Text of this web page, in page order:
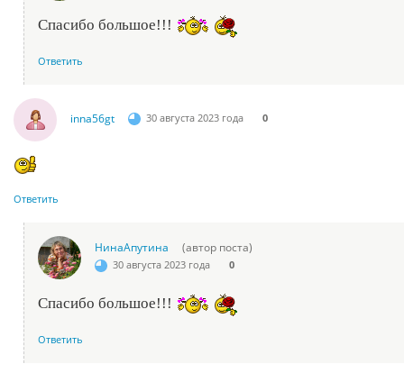
Спасибо большое!!!
Ответить
inna56gt 30 августа 2023 года 0
Ответить
НинаАпутина (автор поста)
30 августа 2023 года 0
Спасибо большое!!!
Ответить